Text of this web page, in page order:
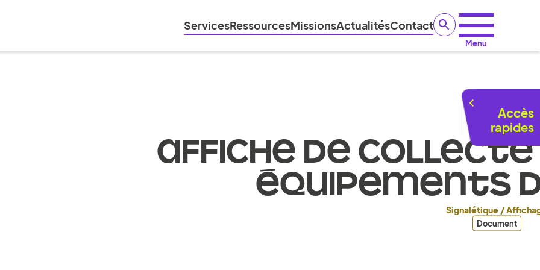
ServicesRessourcesMissionsActualitésContact
Menu
AFFICHE DE
ÉQUIPEMENTS
Signalétique /
Document
Accès
rapides